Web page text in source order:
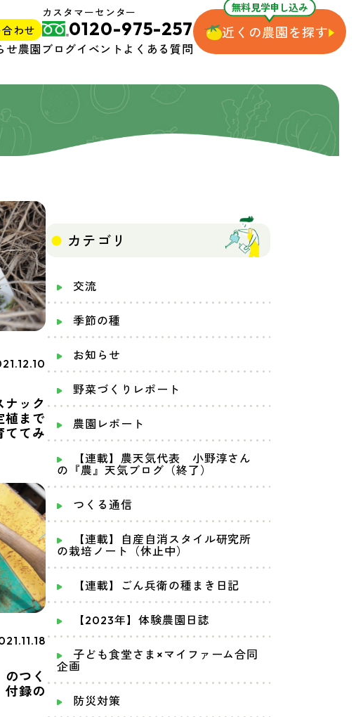
わせ
カスタマーセンター
0120-975-257
せ農園ブログイベントよくある質問
無料見学申し込み
近くの農園を探す
ナック
植まで
ててみ
つく
付録の
カテゴリ
交流
季節の種
お知らせ
野菜づくりレポート
農園レポート
【連載】農天気代表 小野淳さん
の『農』天気ブログ（終了）
つくる通信
【連載】自産自消スタイル研究所
の栽培ノート（休止中）
【連載】ごん兵衛の種まき日記
【2023年】体験農園日誌
子ども食堂さま×マイファーム合同
企画
防災対策